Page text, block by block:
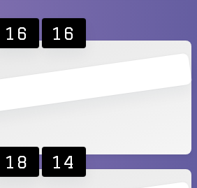
16 16
18 14